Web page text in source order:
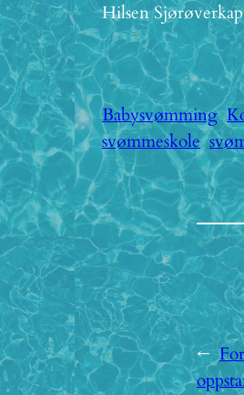
Hilsen
Babysvømming
svømmeskole
←